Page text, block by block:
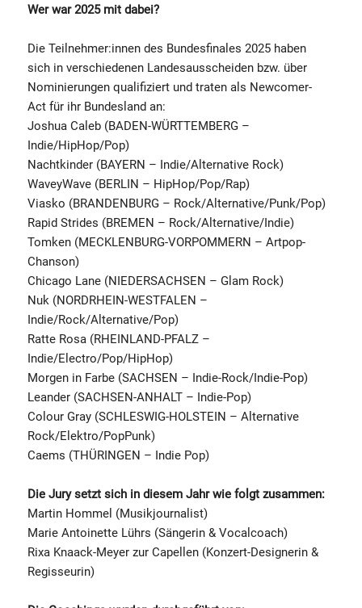
Wer war 2025 mit dabei?
Die Teilnehmer:innen des Bundesfinales 2025 haben
sich in verschiedenen Landesausscheiden bzw. über
Nominierungen qualifiziert und traten als Newcomer-
Act für ihr Bundesland an:
Joshua Caleb (BADEN-WÜRTTEMBERG –
Indie/HipHop/Pop)
Nachtkinder (BAYERN – Indie/Alternative Rock)
WaveyWave (BERLIN – HipHop/Pop/Rap)
Viasko (BRANDENBURG – Rock/Alternative/Punk/Pop)
Rapid Strides (BREMEN – Rock/Alternative/Indie)
Tomken (MECKLENBURG-VORPOMMERN – Artpop-
Chanson)
Chicago Lane (NIEDERSACHSEN – Glam Rock)
Nuk (NORDRHEIN-WESTFALEN –
Indie/Rock/Alternative/Pop)
Ratte Rosa (RHEINLAND-PFALZ –
Indie/Electro/Pop/HipHop)
Morgen in Farbe (SACHSEN – Indie-Rock/Indie-Pop)
Leander (SACHSEN-ANHALT – Indie-Pop)
Colour Gray (SCHLESWIG-HOLSTEIN – Alternative
Rock/Elektro/PopPunk)
Caems (THÜRINGEN – Indie Pop)
Die Jury setzt sich in diesem Jahr wie folgt zusammen:
Martin Hommel (Musikjournalist)
Marie Antoinette Lührs (Sängerin & Vocalcoach)
Rixa Knaack-Meyer zur Capellen (Konzert-Designerin &
Regisseurin)